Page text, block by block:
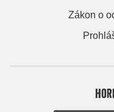
Zákon o